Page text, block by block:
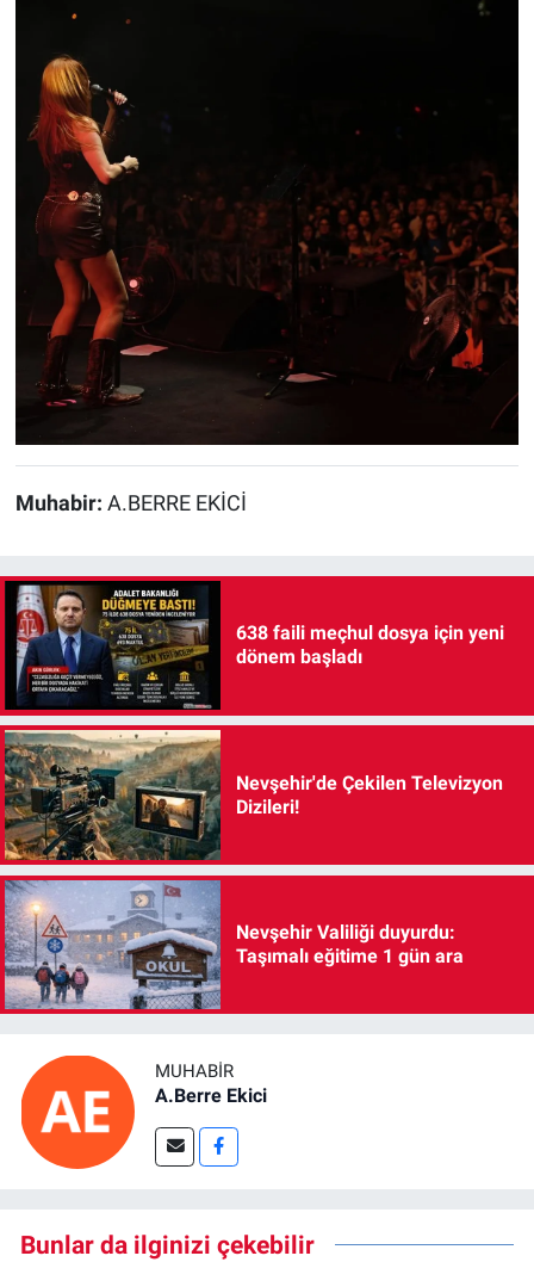
Muhabir: A.BERRE EKİCİ
638 faili meçhul dosya için yeni
dönem başladı
Nevşehir'de Çekilen Televizyon
Dizileri!
Nevşehir Valiliği duyurdu:
Taşımalı eğitime 1 gün ara
MUHABIR
A.Berre Ekici
Bunlar da ilginizi çekebilir